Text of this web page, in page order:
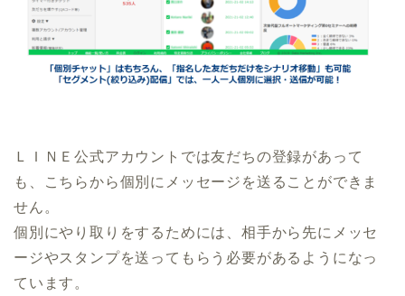
ＬＩＮＥ公式アカウントでは友だちの登録があって
も、こちらから個別にメッセージを送ることができま
せん。
個別にやり取りをするためには、相手から先にメッセ
ージやスタンプを送ってもらう必要があるようになっ
ています。